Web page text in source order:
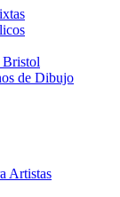
Bristol
de Dibujo
Artistas